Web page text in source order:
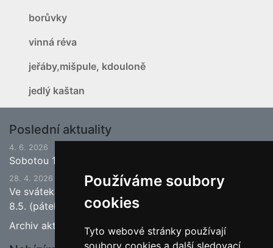
Používáme soubory
cookies
Tyto webové stránky používají
soubory cookies a další sledovací
borůvky
vinná réva
jeřáby,mišpule, kdouloně
jedlý kaštan
Poslední aktuality
4. 6. 2026
Sobotou 13.6.2026 bude ukončena jarní sezona.
28. 4. 2026
Ve svátek 1.5. (pátek) bude naše prodejna zavřena a
8.5. (pátek) bude otevřeno.
Archiv aktualit